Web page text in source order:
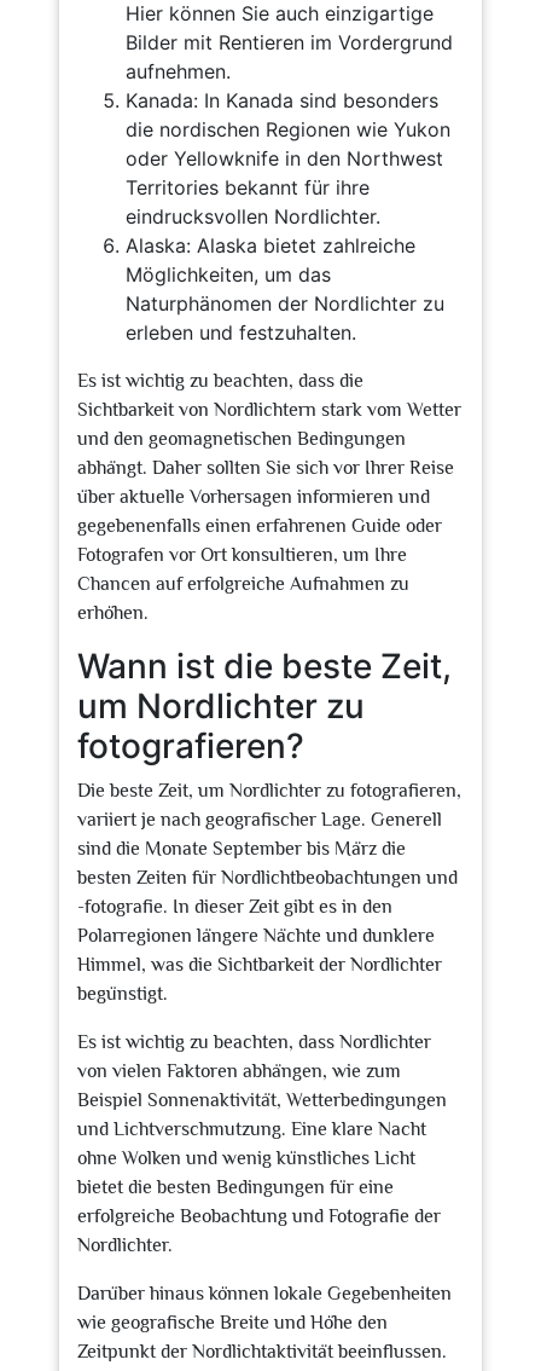
Hier können Sie auch einzigartige
Bilder mit Rentieren im Vordergrund
aufnehmen.
Kanada: In Kanada sind besonders
die nordischen Regionen wie Yukon
oder Yellowknife in den Northwest
Territories bekannt für ihre
eindrucksvollen Nordlichter.
Alaska: Alaska bietet zahlreiche
Möglichkeiten, um das
Naturphänomen der Nordlichter zu
erleben und festzuhalten.
Es ist wichtig zu beachten, dass die
Sichtbarkeit von Nordlichtern stark vom Wetter
und den geomagnetischen Bedingungen
abhängt. Daher sollten Sie sich vor Ihrer Reise
über aktuelle Vorhersagen informieren und
gegebenenfalls einen erfahrenen Guide oder
Fotografen vor Ort konsultieren, um Ihre
Chancen auf erfolgreiche Aufnahmen zu
erhöhen.
Wann ist die beste Zeit,
um Nordlichter zu
fotografieren?
Die beste Zeit, um Nordlichter zu fotografieren,
variiert je nach geografischer Lage. Generell
sind die Monate September bis März die
besten Zeiten für Nordlichtbeobachtungen und
-fotografie. In dieser Zeit gibt es in den
Polarregionen längere Nächte und dunklere
Himmel, was die Sichtbarkeit der Nordlichter
begünstigt.
Es ist wichtig zu beachten, dass Nordlichter
von vielen Faktoren abhängen, wie zum
Beispiel Sonnenaktivität, Wetterbedingungen
und Lichtverschmutzung. Eine klare Nacht
ohne Wolken und wenig künstliches Licht
bietet die besten Bedingungen für eine
erfolgreiche Beobachtung und Fotografie der
Nordlichter.
Darüber hinaus können lokale Gegebenheiten
wie geografische Breite und Höhe den
Zeitpunkt der Nordlichtaktivität beeinflussen.